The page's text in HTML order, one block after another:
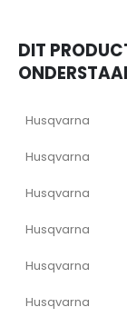
DIT
Husqvarna
Husqvarna
Husqvarna
Husqvarna
Husqvarna
Husqvarna